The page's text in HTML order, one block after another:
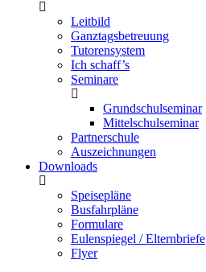
Leitbild
Ganztagsbetreuung
Tutorensystem
Ich schaff’s
Seminare
Grundschulseminar
Mittelschulseminar
Partnerschule
Auszeichnungen
Downloads
Speisepläne
Busfahrpläne
Formulare
Eulenspiegel / Elternbriefe
Flyer